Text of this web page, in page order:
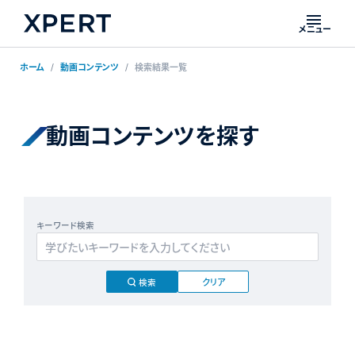
メニュー
ホーム 動画コンテンツ 検索結果一覧
動画コンテンツを探す
キーワード検索
検索 クリア